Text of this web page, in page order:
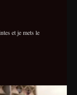
et je mets le